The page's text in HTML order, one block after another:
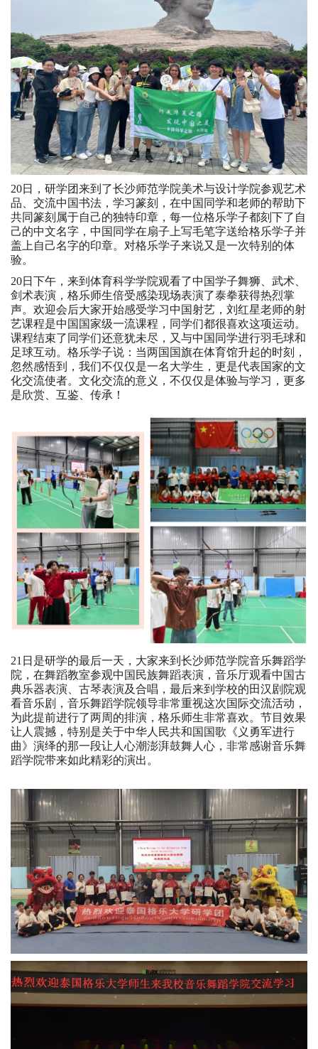
20日，研学团来到了长沙师范学院美术与设计学院参观艺术
品、交流中国书法，学习篆刻，在中国同学和老师的帮助下
共同篆刻属于自己的独特印章，每一位格乐学子都刻下了自
己的中文名字，中国同学在扇子上写毛笔字送给格乐学子并
盖上自己名字的印章。对格乐学子来说又是一次特别的体
验。
20日下午，来到体育科学学院观看了中国学子舞狮、武术、
剑术表演，格乐师生倍受感染现场表演了泰拳获得热烈掌
声。欢迎会后大家开始感受学习中国射艺，刘红星老师的射
艺课程是中国国家级一流课程，同学们都很喜欢这项运动。
课程结束了同学们还意犹未尽，又与中国同学进行羽毛球和
足球互动。格乐学子说：当两国国旗在体育馆升起的时刻，
忽然感悟到，我们不仅仅是一名大学生，更是代表国家的文
化交流使者。文化交流的意义，不仅仅是体验与学习，更多
是欣赏、互鉴、传承！
21日是研学的最后一天，大家来到长沙师范学院音乐舞蹈学
院，在舞蹈教室参观中国民族舞蹈表演，音乐厅观看中国古
典乐器表演、古琴表演及合唱，最后来到学校的田汉剧院观
看音乐剧，音乐舞蹈学院领导非常重视这次国际交流活动，
为此提前进行了两周的排演，格乐师生非常喜欢。节目效果
让人震撼，特别是关于中华人民共和国国歌《义勇军进行
曲》演绎的那一段让人心潮澎湃鼓舞人心，非常感谢音乐舞
蹈学院带来如此精彩的演出。